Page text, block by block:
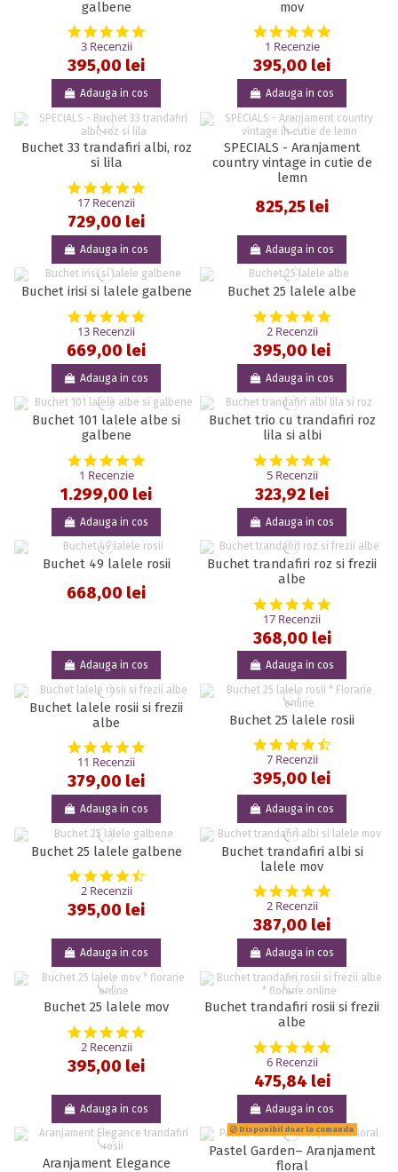
galbene
5.0 star rating
3 Recenzii
395,00 lei
Adauga in cos
mov
5.0 star
1 Recenzie
395,00 lei
Adauga in cos
Buchet 33 trandafiri albi, roz
si lila
5.0 star rating
17 Recenzii
729,00 lei
Adauga in cos
SPECIALS - Aranjament
country vintage in cutie de
lemn
825,25 lei
Adauga in cos
Buchet irisi si lalele galbene
5.0 star rating
13 Recenzii
669,00 lei
Adauga in cos
Buchet 25 lalele albe
5.0 star
2 Recenzii
395,00 lei
Adauga in cos
Buchet 101 lalele albe si
galbene
5.0 star rating
1 Recenzie
1.299,00 lei
Adauga in cos
Buchet trio cu trandafiri roz
lila si albi
5.0 star
5 Recenzii
323,92 lei
Adauga in cos
Buchet 49 lalele rosii
668,00 lei
Adauga in cos
Buchet trandafiri roz si frezii
albe
4.9 star
17 Recenzii
368,00 lei
Adauga in cos
Buchet lalele rosii si frezii
albe
5.0 star rating
11 Recenzii
379,00 lei
Adauga in cos
Buchet 25 lalele rosii
4.7 star
7 Recenzii
395,00 lei
Adauga in cos
Buchet 25 lalele galbene
4.5 star rating
2 Recenzii
395,00 lei
Adauga in cos
Buchet trandafiri albi si
lalele mov
5.0 star
2 Recenzii
387,00 lei
Adauga in cos
Buchet 25 lalele mov
5.0 star rating
2 Recenzii
395,00 lei
Adauga in cos
Buchet trandafiri rosii si frezii
albe
5.0 star
6 Recenzii
475,84 lei
Adauga in cos
Aranjament Elegance
Disponibil doar la comanda
Pastel Garden– Aranjament
floral